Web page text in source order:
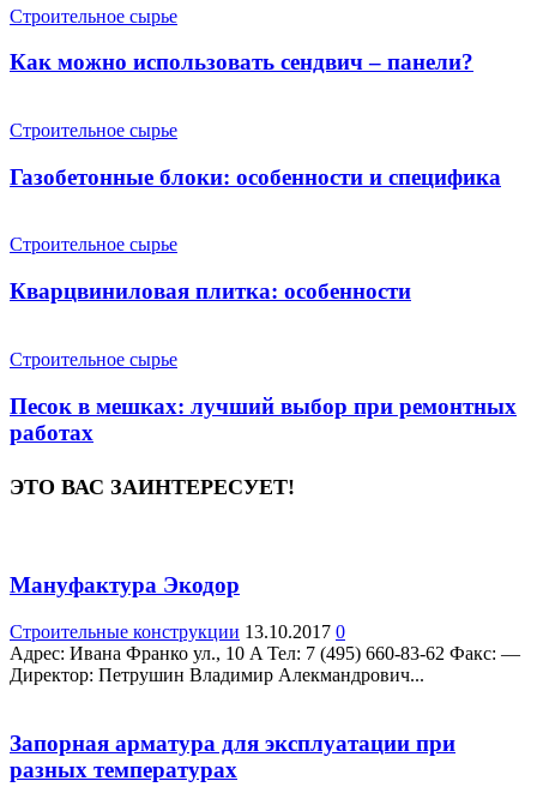
Строительное сырье
Как можно использовать сендвич – панели?
Строительное сырье
Газобетонные блоки: особенности и специфика
Строительное сырье
Кварцвиниловая плитка: особенности
Строительное сырье
Песок в мешках: лучший выбор при ремонтных
работах
ЭТО ВАС ЗАИНТЕРЕСУЕТ!
Мануфактура Экодор
Строительные конструкции 13.10.2017 0
Адрес: Ивана Франко ул., 10 A Teл: 7 (495) 660-83-62 Факс: —
Директор: Петрушин Владимир Алекмандрович...
Запорная арматура для эксплуатации при
разных температурах